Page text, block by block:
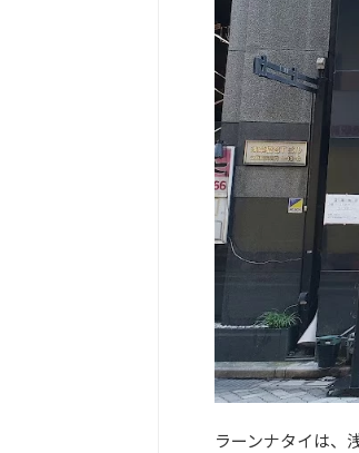
ラーンナタイは、